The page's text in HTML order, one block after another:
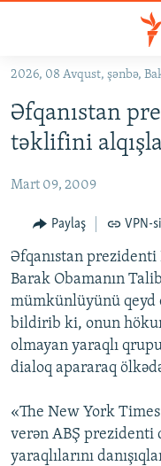
Əsas
qayıt
Əsas
qayıt
#İZAHLA
KORRUPSIOMETR
#ƏSLINDƏ
FƏRQƏ BAX
QANUNI DOĞRU
ARAŞDIRMA
MULTIMEDIA
VIDEO
İNFOQRAFIKA
KARIKATURA
RADIO ARXIV
AZƏRBAYCAN ƏDƏBIYYATI
İSLAM VƏ DEMOKRATIYA
HAQQIMIZDA
MISSIYAMIZ
PEŞƏ ETIKASI VƏ
BIZI IZLƏ
2026, 08 Avqust, şənbə,
Əfqanıstan
təklifini
Mart 09, 2009
Paylaş VPN-
Əfqanıstan
Barak Obamanın
mümkünlüyünü qeyd
bildirib ki, onun
olmayan yaraqlı
dialoq apararaq
«The New York
verən ABŞ prezidenti
yaraqlılarını